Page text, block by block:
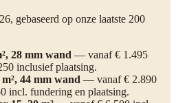
gebaseerd op onze laatste 200
28 mm wand — vanaf € 1.495
inclusief plaatsing.
44 mm wand — vanaf € 2.890
incl. fundering en plaatsing.